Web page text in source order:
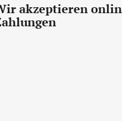
akzeptieren